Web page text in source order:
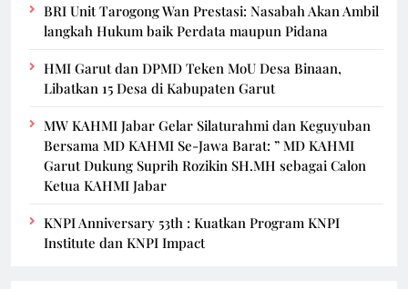
BRI Unit Tarogong Wan Prestasi: Nasabah Akan Ambil
langkah Hukum baik Perdata maupun Pidana
HMI Garut dan DPMD Teken MoU Desa Binaan,
Libatkan 15 Desa di Kabupaten Garut
MW KAHMI Jabar Gelar Silaturahmi dan Keguyuban
Bersama MD KAHMI Se-Jawa Barat: ” MD KAHMI
Garut Dukung Suprih Rozikin SH.MH sebagai Calon
Ketua KAHMI Jabar
KNPI Anniversary 53th : Kuatkan Program KNPI
Institute dan KNPI Impact